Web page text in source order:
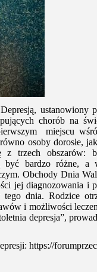
ustanowiony
chorób na
miejscu
osoby dorosłe,
trzech obszarów:
być bardzo różne, a
Obchody Dnia
jej diagnozowania i
tego dnia. Rodzice
i możliwości
depresja”,
https://